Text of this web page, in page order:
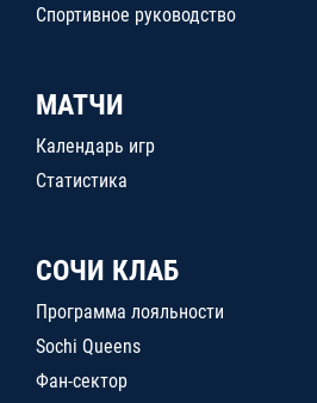
Спортивное руководство
МАТЧИ
Календарь игр
Статистика
СОЧИ КЛАБ
Программа лояльности
Sochi Queens
Фан-сектор